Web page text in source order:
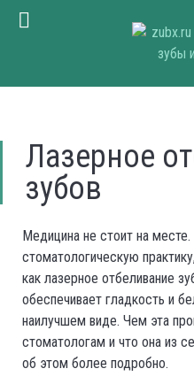
Лазерное
зубов
Медицина не стоит на
стоматологическую
как лазерное отбеливание
обеспечивает гладкость и
наилучшем виде. Чем эта
стоматологам и что она из
об этом более подробно.